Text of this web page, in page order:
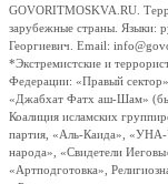
GOVORITMOSKVA.RU.
зарубежные страны. Языки:
Георгиевич. Email:
*Экстремистские и
Федерации: «Правый
«Джабхат Фатх аш-Шам»
Коалиция исламских
партия, «Аль-Каида»,
народа», «Свидетели
«Артподготовка»,